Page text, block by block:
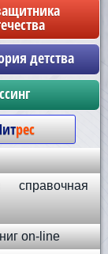
детства
рес
справочная
on-line